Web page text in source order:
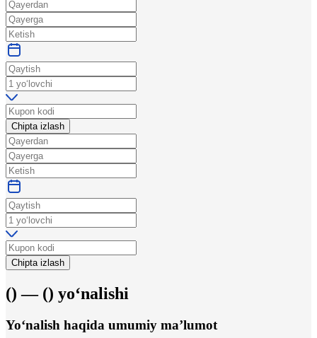
Chipta izlash
Chipta izlash
() — () yo‘nalishi
Yo‘nalish haqida umumiy ma’lumot